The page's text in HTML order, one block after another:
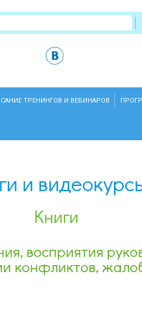
ТРЕНИНГОВ И ВЕБИНАРОВ
и
Книги
восприятия
конфликтов,